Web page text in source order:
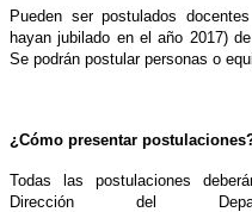
Pueden ser postulados
hayanjubilado en el año 2017)
Se podrán postular personas o
¿Cómo presentar
Todas las postulaciones
Dirección del